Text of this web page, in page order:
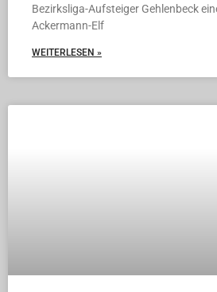
Bezirksliga-Aufsteiger Gehlenbeck
Ackermann-Elf
WEITERLESEN »